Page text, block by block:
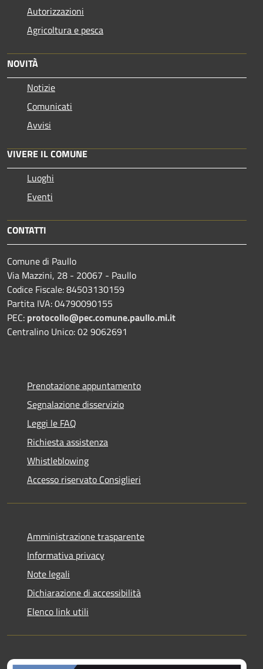
Autorizzazioni
Agricoltura e pesca
NOVITÀ
Notizie
Comunicati
Avvisi
VIVERE IL COMUNE
Luoghi
Eventi
CONTATTI
Comune di Paullo
Via Mazzini, 28 - 20067 - Paullo
Codice Fiscale: 84503130159
Partita IVA: 04790090155
PEC: protocollo@pec.comune.paullo.mi.it
Centralino Unico: 02 9062691
Prenotazione appuntamento
Segnalazione disservizio
Leggi le FAQ
Richiesta assistenza
Whistleblowing
Accesso riservato Consiglieri
Amministrazione trasparente
Informativa privacy
Note legali
Dichiarazione di accessibilità
Elenco link utili